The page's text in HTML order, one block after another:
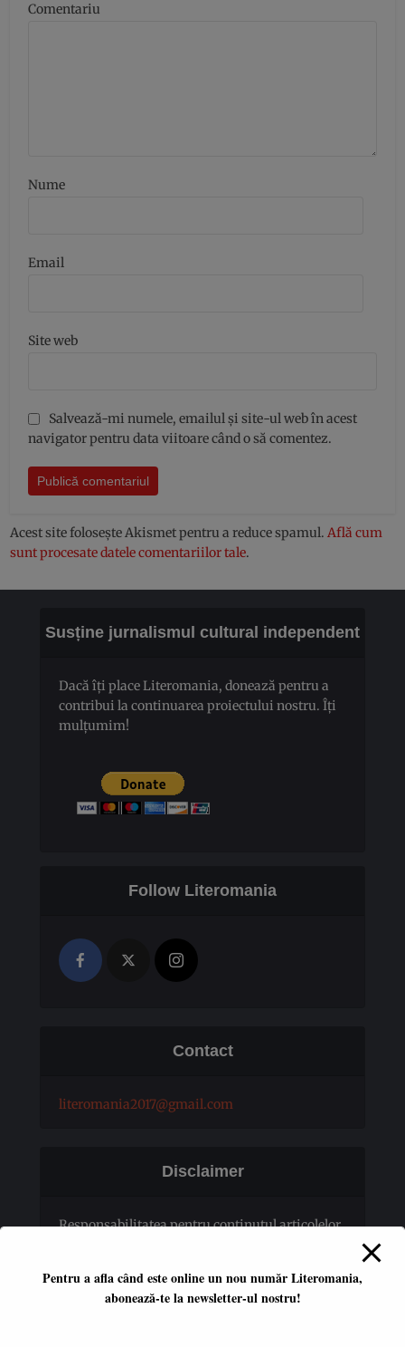
Comentariu
Nume
Email
Site web
Salvează-mi numele, emailul și site-ul web în acest
navigator pentru data viitoare când o să comentez.
Acest site folosește Akismet pentru a reduce spamul.Află cum
sunt procesate datele comentariilor tale.
Susține jurnalismul cultural independent
Dacă îți place Literomania, donează pentru a
contribui la continuarea proiectului nostru. Îți
mulțumim!
Follow Literomania
Contact
literomania2017@gmail.com
Disclaimer
Responsabilitatea pentru conţinutul articolelor
Pentru a afla când este online un nou număr Literomania,
abonează-te la newsletter-ul nostru!